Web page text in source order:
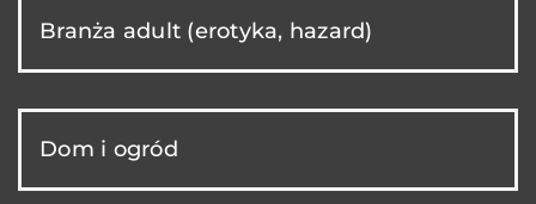
Branża adult (erotyka, hazard)
Dom i ogród